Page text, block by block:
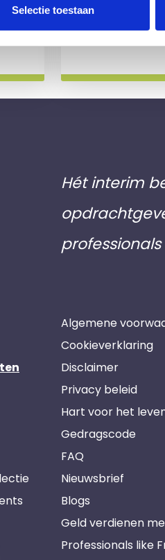
Selectie toestaan
Hét interim
Algemene
Cookieverklaring
Disclaimer
Privacy beleid
Hart voor het
Gedragscode
FAQ
Nieuwsbrief
Blogs
Geld verdienen
Professionals like